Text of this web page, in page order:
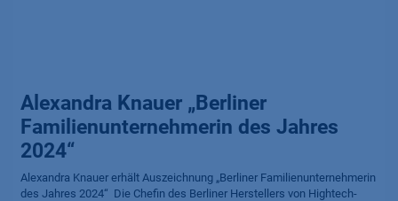
Alexandra Knauer „Berliner
Familienunternehmerin des Jahres
2024“
Alexandra Knauer erhält Aus­zeich­nung „Berliner Familien­unter­nehme­rin
des Jahres 2024“ ​ Die Chefin des Berliner Herstellers von Hightech-